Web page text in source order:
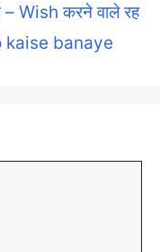
Wish करने वाले रह
kaise banaye